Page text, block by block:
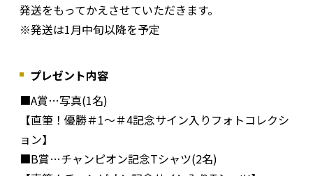
発送をもってかえさせていただきます。
※発送は1月中旬以降を予定
プレゼント内容
■A賞…写真(1名)
【直筆！優勝＃1～＃4記念サイン入りフォトコレクシ
ョン】
■B賞…チャンピオン記念Tシャツ(2名)